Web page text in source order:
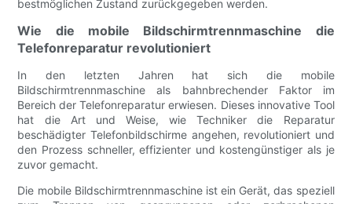
bestmöglichen Zustand zurückgegeben werden.
Wie die mobile Bildschirmtrennmaschine die
Telefonreparatur revolutioniert
In den letzten Jahren hat sich die mobile
Bildschirmtrennmaschine als bahnbrechender Faktor im
Bereich der Telefonreparatur erwiesen. Dieses innovative Tool
hat die Art und Weise, wie Techniker die Reparatur
beschädigter Telefonbildschirme angehen, revolutioniert und
den Prozess schneller, effizienter und kostengünstiger als je
zuvor gemacht.
Die mobile Bildschirmtrennmaschine ist ein Gerät, das speziell